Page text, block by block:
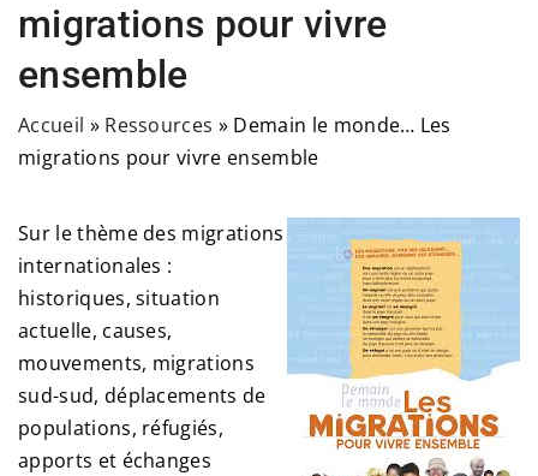
migrations pour vivre
ensemble
Accueil » Ressources » Demain le monde… Les
migrations pour vivre ensemble
Sur le thème des migrations
internationales :
historiques, situation
actuelle, causes,
mouvements, migrations
sud-sud, déplacements de
populations, réfugiés,
apports et échanges